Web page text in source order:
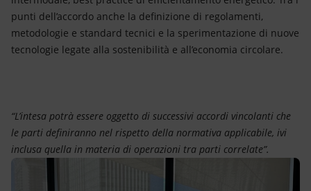
punti dell’accordo anche la definizione di regolamenti,
metodologie e standard tecnici e la sperimentazione di nuove
tecnologie legate alla sostenibilità e all’economia circolare.
“L’intesa potrà essere oggetto di successivi accordi vincolanti che
le parti definiranno nel rispetto della normativa applicabile, ivi
inclusa quella in materia di operazioni tra parti correlate”.